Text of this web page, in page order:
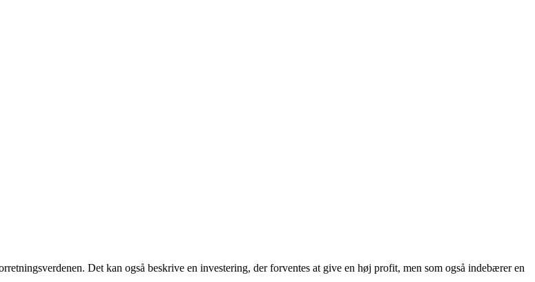
Det kan også beskrive en investering, der forventes at give en høj profit, men som også indebærer en